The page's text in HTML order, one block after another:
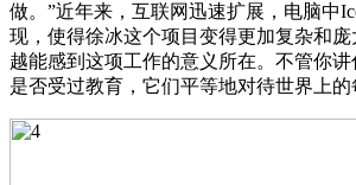
做。”近年来，互联网迅速扩展，电脑中
现，使得徐冰这个项目变得更加复杂和
越能感到这项工作的意义所在。不管你
是否受过教育，它们平等地对待世界上的